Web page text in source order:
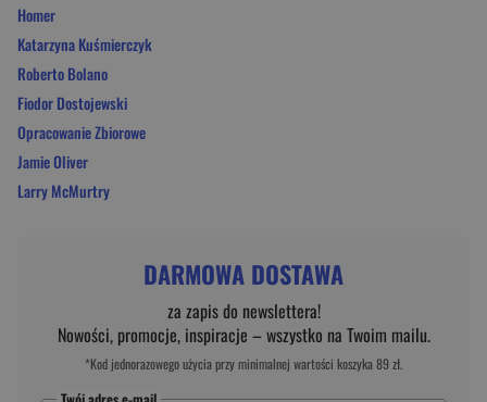
Homer
Katarzyna Kuśmierczyk
Roberto Bolano
Fiodor Dostojewski
Opracowanie Zbiorowe
Jamie Oliver
Larry McMurtry
DARMOWA DOSTAWA
za zapis do newslettera!
Nowości, promocje, inspiracje – wszystko na Twoim mailu.
*Kod jednorazowego użycia przy minimalnej wartości koszyka 89 zł.